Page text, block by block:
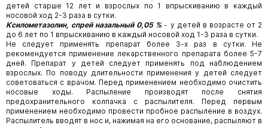
детей старше 12 лет и взрослых по 1 впрыскиванию в каждый
носовой ход 2-3 раза в сутки.
Ксилометазолин, спрей назальный 0,05 %- у детей в возрасте от 2
до 6 лет по 1 впрыскиванию в каждый носовой ход 1-3 раза в сутки.
Не следует применять препарат более 3-х раз в сутки. Не
рекомендуется применение лекарственного препарата более 5-7
дней. Препарат у детей следует применять под наблюдением
взрослых. По поводу длительности применения у детей следует
советоваться с врачом. Перед применением необходимо очистить
носовые ходы. Распыление производят после снятия
предохранительного колпачка с распылителя. Перед первым
применением необходимо провести пробное распыление в воздух.
Распылитель вводят в нос и, нажимая на его основание, распыляют в